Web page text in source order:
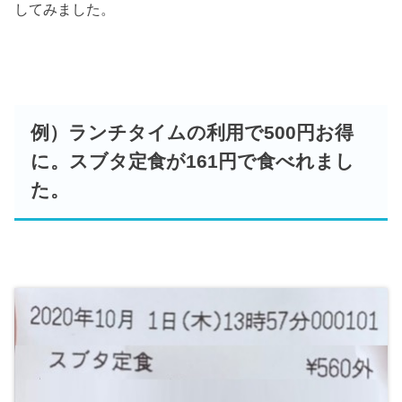
してみました。
例）ランチタイムの利用で500円お得
に。スブタ定食が161円で食べれまし
た。